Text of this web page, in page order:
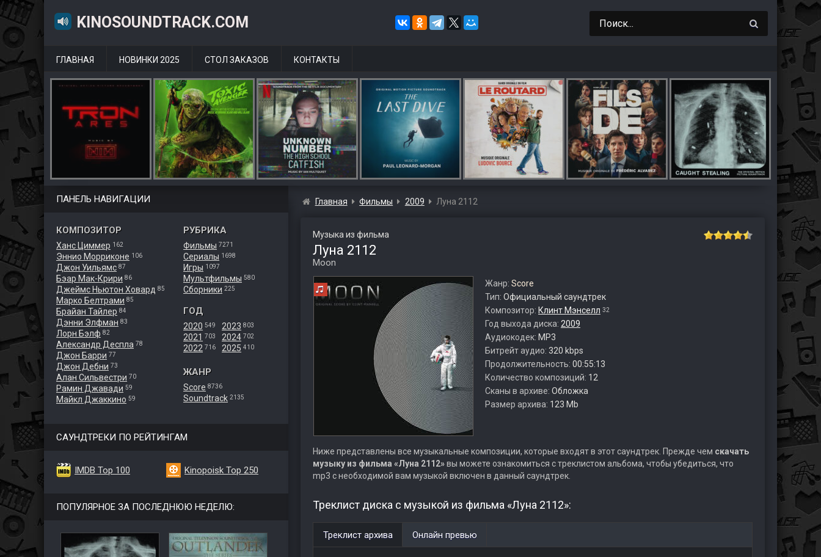
KINOSOUNDTRACK.COM
ГЛАВНАЯ НОВИНКИ 2025 СТОЛ ЗАКАЗОВ КОНТАКТЫ
ПАНЕЛЬ НАВИГАЦИИ
КОМПОЗИТОР
Ханс Циммер 162
Эннио Морриконе 106
Джон Уильямс 87
Бэар Мак-Крири 86
Джеймс Ньютон Ховард 85
Марко Белтрами 85
Брайан Тайлер 84
Дэнни Элфман 83
Лорн Бэлф 82
Александр Деспла 78
Джон Барри 77
Джон Дебни 73
Алан Сильвестри 70
Рамин Джавади 59
Майкл Джаккино 59
РУБРИКА
Фильмы 7271
Сериалы 1698
Игры 1097
Мультфильмы 580
Сборники 225
ГОД
2020 549
2021 703
2022 716
2023 803
2024 702
2025 410
ЖАНР
Score 8736
Soundtrack 2135
САУНДТРЕКИ ПО РЕЙТИНГАМ
IMDB Top 100 Kinopoisk Top 250
ПОПУЛЯРНОЕ ЗА ПОСЛЕДНЮЮ НЕДЕЛЮ:
Главная Фильмы 2009 Луна 2112
Музыка из фильма
Луна 2112
Moon
Жанр: Score
Тип: Официальный саундтрек
Композитор: Клинт Мэнселл 32
Год выхода диска: 2009
Аудиокодек: MP3
Битрейт аудио: 320 kbps
Продолжительность: 00:55:13
Количество композиций: 12
Сканы в архиве: Обложка
Размер архива: 123 Mb
Ниже представлены все музыкальные композиции, которые входят в этот саундтрек. Прежде чем скачать
музыку из фильма «Луна 2112»вы можете ознакомиться с треклистом альбома, чтобы убедиться, что
mp3 с необходимой вам музыкой включен в данный саундтрек.
Треклист диска с музыкой из фильма «Луна 2112»:
Треклист архива Онлайн превью